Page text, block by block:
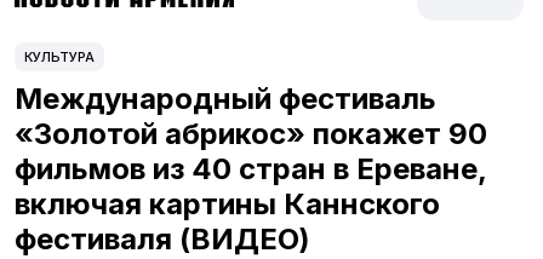
КУЛЬТУРА
Международный фестиваль
«Золотой абрикос» покажет 90
фильмов из 40 стран в Ереване,
включая картины Каннского
фестиваля (ВИДЕО)